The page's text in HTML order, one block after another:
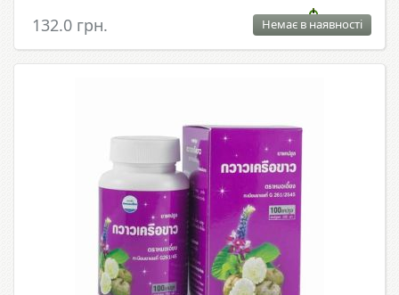
132.0 грн. Немає в наявності